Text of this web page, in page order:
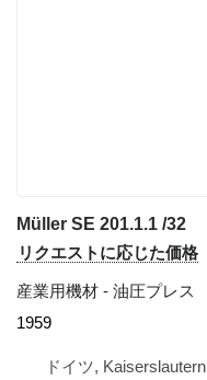
Müller SE 201.1.1 /32
リクエストに応じた価格
産業用機材 - 油圧プレス
1959
ドイツ, Kaiserslautern